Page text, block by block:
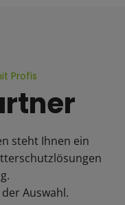
Profis
steht Ihnen ein
Auswahl.